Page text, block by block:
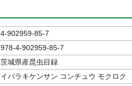
4-902959-85-7
978-4-902959-85-7
茨城県産昆虫目録
イバラキケンサン コンチュウ モクロク